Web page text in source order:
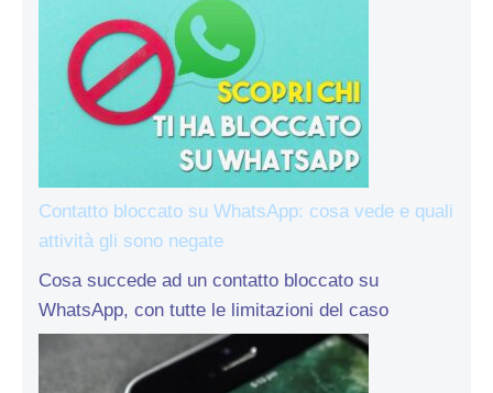
Contatto bloccato su WhatsApp: cosa vede e quali
attività gli sono negate
Cosa succede ad un contatto bloccato su
WhatsApp, con tutte le limitazioni del caso